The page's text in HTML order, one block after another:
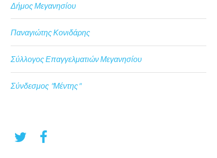
Δήμος Μεγανησίου
Παναγιώτης Κονιδάρης
Σύλλογος Επαγγελματιών Μεγανησίου
Σύνδεσμος "Μέντης"